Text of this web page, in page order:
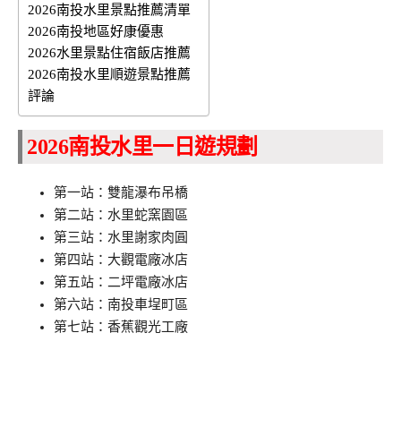
2026南投水里景點推薦清單
2026南投地區好康優惠
2026水里景點住宿飯店推薦
2026南投水里順遊景點推薦
評論
2026南投水里一日遊規劃
第一站：雙龍瀑布吊橋
第二站：水里蛇窯園區
第三站：水里謝家肉圓
第四站：大觀電廠冰店
第五站：二坪電廠冰店
第六站：南投車埕町區
第七站：香蕉觀光工廠